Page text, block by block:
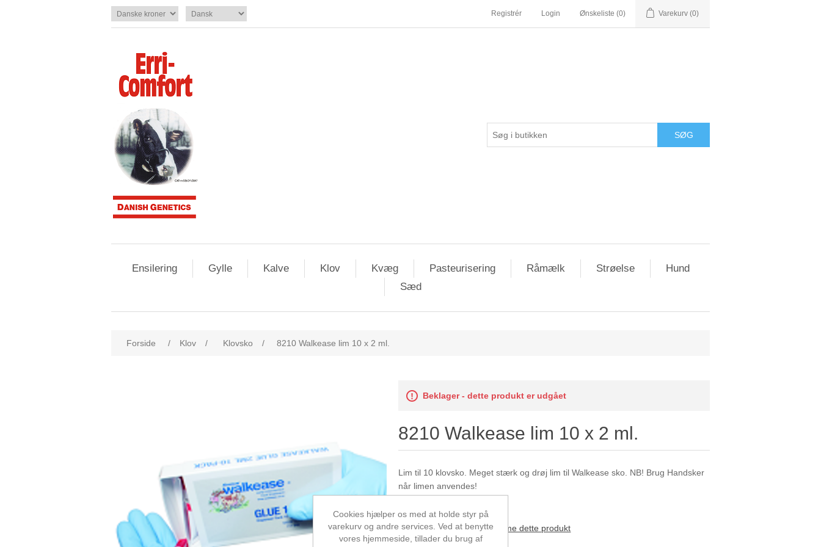
Registrér Login Ønskeliste (0) Varekurv (0)
Ensilering Gylle Kalve Klov Kvæg Pasteurisering Råmælk Strøelse
Hund
Sæd
Forside / Klov / Klovsko / 8210 Walkease lim 10 x 2 ml.
Beklager - dette produkt er udgået
8210 Walkease lim 10 x 2 ml.
Lim til 10 klovsko. Meget stærk og drøj lim til Walkease sko. NB! Brug Handsker
når limen anvendes!
Vær den første til at bedømme dette produkt
Cookies hjælper os med at holde styr på
varekurv og andre services. Ved at benytte
vores hjemmeside, tillader du brug af